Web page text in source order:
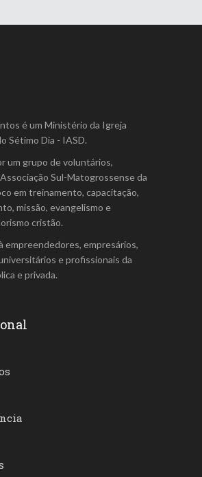
é um Ministério da Igreja
Sétimo Dia - IASD.
um grupo de voluntários,
Sul-Matogrossense da
em treinamento, capacitação,
missão, evangelismo e
cristão.
empreendedores, empresários,
e profissionais da
e privada.